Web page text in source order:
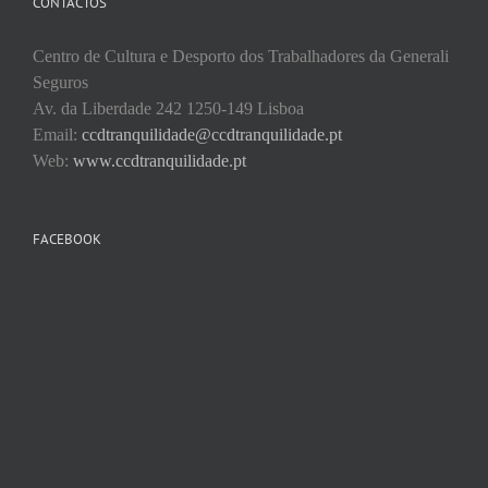
Centro de Cultura e Desporto dos Trabalhadores da Generali
Seguros
Av. da Liberdade 242 1250-149 Lisboa
Email: ccdtranquilidade@ccdtranquilidade.pt
Web: www.ccdtranquilidade.pt
FACEBOOK